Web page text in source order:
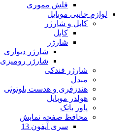
فلش مموری
لوازم جانبی موبایل
کابل و شارژر
کابل
شارژر
شارژر دیواری
شارژر رومیزی
شارژر فندکی
مبدل
هندزفری و هدست بلوتوثی
هولدر موبایل
پاور بانک
محافظ صفحه نمایش
سری آیفون 13